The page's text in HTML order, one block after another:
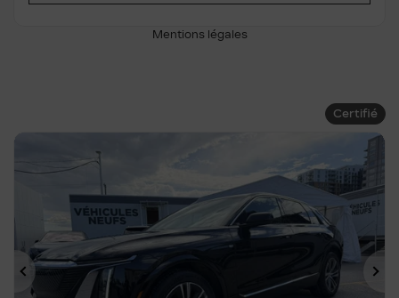
Mentions légales
Certifié
Précédent